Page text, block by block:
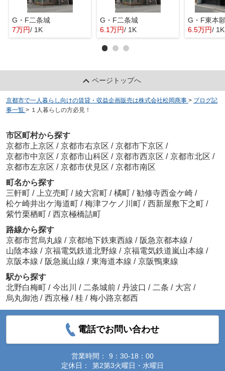
G・F二条城
7万円/ 1K
G・F二条城
6.1万円/ 1K
G・F東本
6.5万円/ 1K
ページトップへ
京都市で一人暮らし向けの賃貸・収益企画販売は株式会社松岡商事 > ブログ記
事一覧 > １人暮らしの方必見！
市区町村から探す
京都市上京区 / 京都市右京区 / 京都市下京区 /
京都市中京区 / 京都市山科区 / 京都市西京区 / 京都市北区 /
京都市左京区 / 京都市伏見区 / 京都市南区
町名から探す
三軒町 / 上立売町 / 綾大宮町 / 橘町 / 勧修寺西金ケ崎 /
松ケ崎井出ケ海道町 / 梅津フケノ川町 / 西新屋敷下之町 /
紫竹栗栖町 / 西京極橋詰町
路線から探す
京都市営烏丸線 / 京都地下鉄東西線 / 阪急京都本線 /
山陰本線 / 京福電気鉄道北野線 / 京福電気鉄道嵐山本線 /
京阪本線 / 阪急嵐山線 / 東海道本線 / 京阪鴨東線
駅から探す
北野白梅町 / 今出川 / 二条城前 / 丹波口 / 二条 / 大宮 /
烏丸御池 / 西京極 / 桂 / 梅小路京都西
電話でお問い合わせ
営業時間：
9：30-18：00
定休日：
第2第3火曜日・水曜日